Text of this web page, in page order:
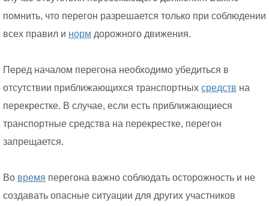
помнить, что перегон разрешается только при соблюдении
всех правил и норм дорожного движения.
Перед началом перегона необходимо убедиться в
отсутствии приближающихся транспортных средств на
перекрестке. В случае, если есть приближающиеся
транспортные средства на перекрестке, перегон
запрещается.
Во время перегона важно соблюдать осторожность и не
создавать опасные ситуации для других участников